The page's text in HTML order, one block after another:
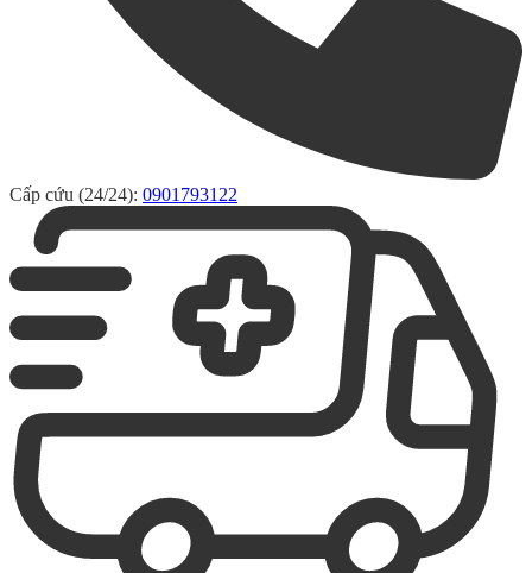
Cấp cứu (24/24): 0901793122